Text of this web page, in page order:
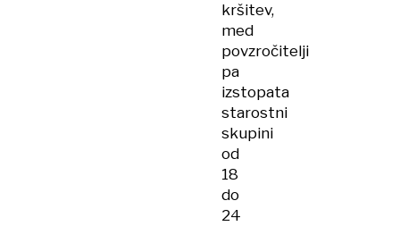
kršitev,
med
povzročitelji
pa
izstopata
starostni
skupini
od
18
do
24